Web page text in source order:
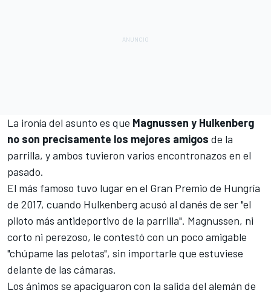
La ironía del asunto es que Magnussen y Hulkenberg
no son precisamente los mejores amigos de la
parrilla, y ambos tuvieron varios encontronazos en el
pasado.
El más famoso tuvo lugar en el Gran Premio de Hungría
de 2017, cuando Hulkenberg acusó al danés de ser "el
piloto más antideportivo de la parrilla". Magnussen, ni
corto ni perezoso, le contestó con un poco amigable
"chúpame las pelotas", sin importarle que estuviese
delante de las cámaras.
Los ánimos se apaciguaron con la salida del alemán de